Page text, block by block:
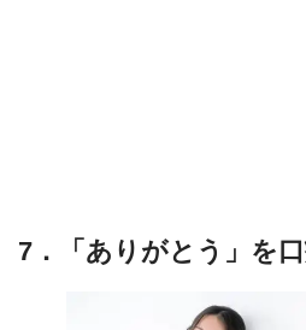
7．「ありがとう」を